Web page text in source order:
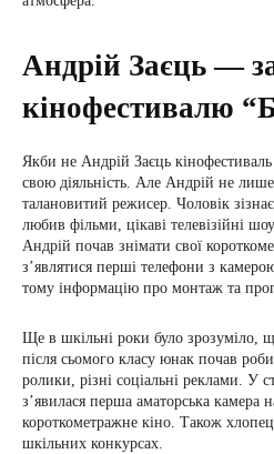
Андрій Заєць —
кінофестивалю
Якби не Андрій Заєць
свою діяльність. Але Андрій не
талановитий режисер. Чоловік
любив фільми, цікаві телевізійні
Андрій почав знімати свої
з’являтися перші телефони з
тому інформацію про монтаж та
Ще в шкільні роки було зрозуміло,
після сьомого класу юнак почав
ролики, різні соціальні реклами. У
з’явилася перша аматорська камера
короткометражне кіно. Також
шкільних конкурсах.